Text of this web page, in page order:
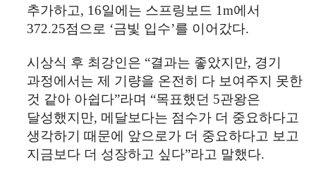
추가하고, 16일에는 스프링보드 1m에서
372.25점으로 ‘금빛 입수’를 이어갔다.
시상식 후 최강인은 “결과는 좋았지만, 경기
과정에서는 제 기량을 온전히 다 보여주지 못한
것 같아 아쉽다”라며 “목표했던 5관왕은
달성했지만, 메달보다는 점수가 더 중요하다고
생각하기 때문에 앞으로가 더 중요하다고 보고
지금보다 더 성장하고 싶다”라고 말했다.